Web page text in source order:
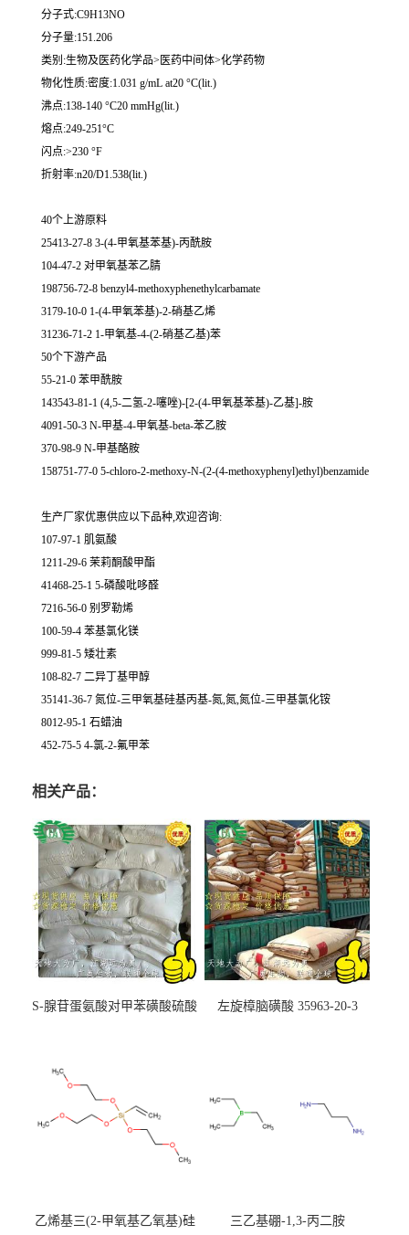
分子式:C9H13NO
分子量:151.206
类别:生物及医药化学品>医药中间体>化学药物
物化性质:密度:1.031 g/mL at20 °C(lit.)
沸点:138-140 °C20 mmHg(lit.)
熔点:249-251°C
闪点:>230 °F
折射率:n20/D1.538(lit.)
40个上游原料
25413-27-8 3-(4-甲氧基苯基)-丙酰胺
104-47-2 对甲氧基苯乙腈
198756-72-8 benzyl4-methoxyphenethylcarbamate
3179-10-0 1-(4-甲氧苯基)-2-硝基乙烯
31236-71-2 1-甲氧基-4-(2-硝基乙基)苯
50个下游产品
55-21-0 苯甲酰胺
143543-81-1 (4,5-二氢-2-噻唑)-[2-(4-甲氧基苯基)-乙基]-胺
4091-50-3 N-甲基-4-甲氧基-beta-苯乙胺
370-98-9 N-甲基酪胺
158751-77-0 5-chloro-2-methoxy-N-(2-(4-methoxyphenyl)ethyl)benzamide
生产厂家优惠供应以下品种,欢迎咨询:
107-97-1 肌氨酸
1211-29-6 茉莉酮酸甲酯
41468-25-1 5-磷酸吡哆醛
7216-56-0 别罗勒烯
100-59-4 苯基氯化镁
999-81-5 矮壮素
108-82-7 二异丁基甲醇
35141-36-7 氮位-三甲氧基硅基丙基-氮,氮,氮位-三甲基氯化铵
8012-95-1 石蜡油
452-75-5 4-氯-2-氟甲苯
相关产品：
S-腺苷蛋氨酸对甲苯磺酸硫酸
左旋樟脑磺酸 35963-20-3
乙烯基三(2-甲氧基乙氧基)硅 三乙基硼-1,3-丙二胺